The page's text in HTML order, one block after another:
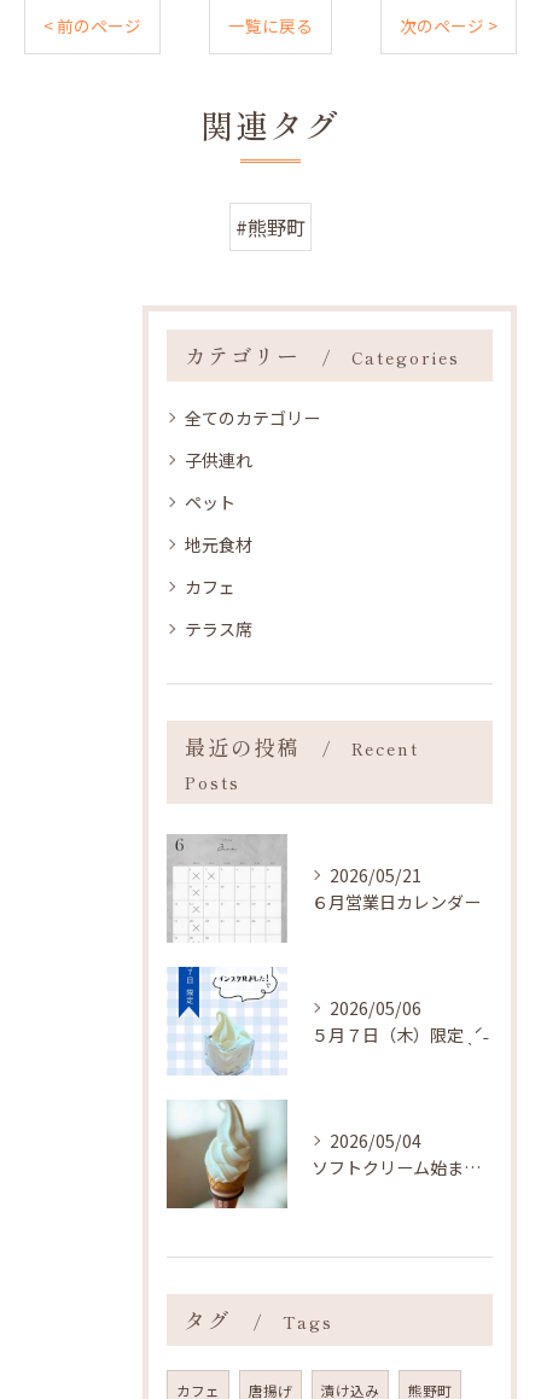
< 前のページ 一覧に戻る 次のページ >
関連タグ
#熊野町
カテゴリー Categories
全てのカテゴリー
子供連れ
ペット
地元食材
カフェ
テラス席
最近の投稿
Recent
Posts
2026/05/21
６月営業日カレンダー
2026/05/06
５月７日（木）限定 ˎˊ˗
2026/05/04
ソフトクリーム始まりました ˎˊ˗
タグ Tags
カフェ 唐揚げ 漬け込み 熊野町